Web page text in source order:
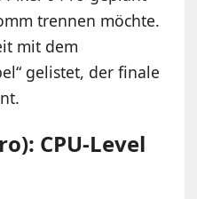
trennen möchte.
mit dem
gelistet, der finale
CPU-Level